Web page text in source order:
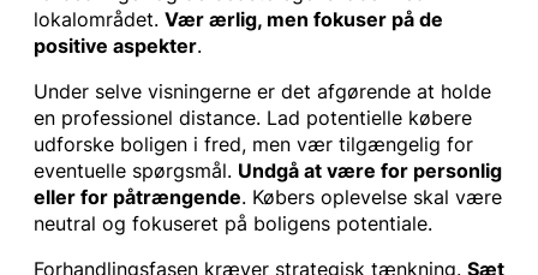
lokalområdet. Vær ærlig, men fokuser på de
positive aspekter.
Under selve visningerne er det afgørende at holde
en professionel distance. Lad potentielle købere
udforske boligen i fred, men vær tilgængelig for
eventuelle spørgsmål. Undgå at være for personlig
eller for påtrængende. Købers oplevelse skal være
neutral og fokuseret på boligens potentiale.
Forhandlingsfasen kræver strategisk tænkning. Sæt